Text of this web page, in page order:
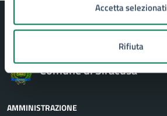
Accetta selezionati
Rifiuta
Comune di Siracusa
AMMINISTRAZIONE